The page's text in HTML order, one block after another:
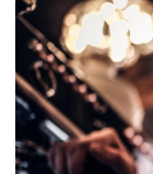
Увеличился и
в этой сфере
для них стало
повара,